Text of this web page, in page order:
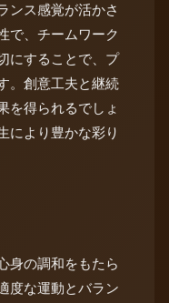
ンス感覚が活かさ
で、チームワーク
にすることで、プ
。創意工夫と継続
を得られるでしょ
により豊かな彩り
身の調和をもたら
度な運動とバラン